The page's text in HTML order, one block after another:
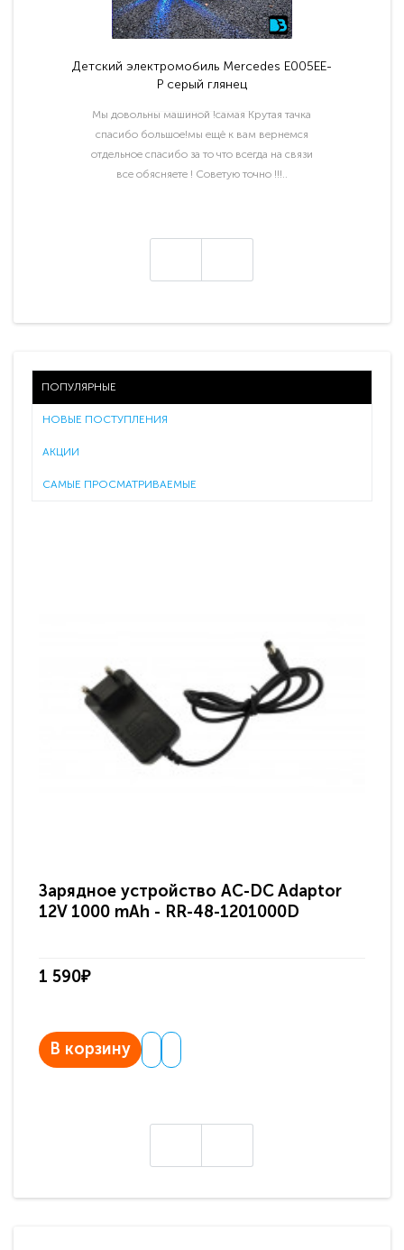
Детский электромобиль Mercedes E005EE-
P серый глянец
Мы довольны машиной !самая Крутая тачка
спасибо большое!мы ещё к вам вернемся
отдельное спасибо за то что всегда на связи
все обясняете ! Советую точно !!!..
ПОПУЛЯРНЫЕ
НОВЫЕ ПОСТУПЛЕНИЯ
АКЦИИ
САМЫЕ ПРОСМАТРИВАЕМЫЕ
Зарядное устройство AC-DC Adaptor
12V 1000 mAh - RR-48-1201000D
1 590₽
В корзину